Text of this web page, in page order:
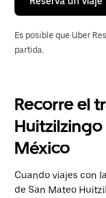
Es posible que Uber
partida.
Recorre el
México
Cuando viajes con
de San Mateo